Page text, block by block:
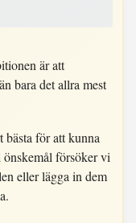
är att
bara det allra mest
för att kunna
försöker vi
eller lägga in dem